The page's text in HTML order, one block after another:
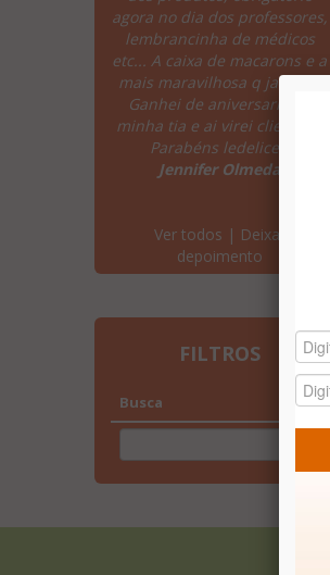
agora no dia dos professores,
lembrancinha de médicos
etc... A caixa de macarons e a
mais maravilhosa q ja comi!
Ganhei de aniversario da
minha tia e ai virei cliente!!!!
Parabéns ledelice!"
Jennifer Olmeda
Ver todos | Deixar
depoimento
FILTROS
Busca